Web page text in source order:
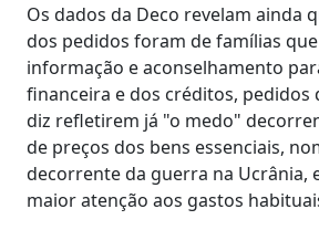
Os dados da Deco revelam ainda
dos pedidos foram de famílias
informação e aconselhamento
financeira e dos créditos, pedidos
diz refletirem já "o medo"
de preços dos bens essenciais,
decorrente da guerra na Ucrânia,
maior atenção aos gastos